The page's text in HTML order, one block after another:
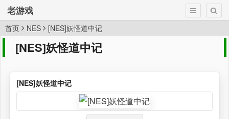
老游戏
首页 NES [NES]妖怪道中记
[NES]妖怪道中记
[NES]妖怪道中记